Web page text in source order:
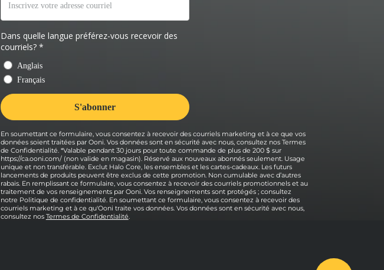
En soumettant ce formulaire, vous consentez à recevoir des courriels marketing et à ce que vos
données soient traitées par Ooni. Vos données sont en sécurité avec nous, consultez nos Termes
de Confidentialité. *Valable pendant 30 jours pour toute commande de plus de 200 $ sur
https://ca.ooni.com/ (non valide en magasin). Réservé aux nouveaux abonnés seulement. Usage
unique et non transférable. Exclut Halo Core, les ensembles et les cartes-cadeaux. Les futurs
lancements de produits peuvent être exclus de cette promotion. Non cumulable avec d’autres
rabais. En remplissant ce formulaire, vous consentez à recevoir des courriels promotionnels et au
traitement de vos renseignements par Ooni. Vos renseignements sont protégés ; consultez
notre Politique de confidentialité. En soumettant ce formulaire, vous consentez à recevoir des
courriels marketing et à ce qu'Ooni traite vos données. Vos données sont en sécurité avec nous,
consultez nos Termes de Confidentialité.